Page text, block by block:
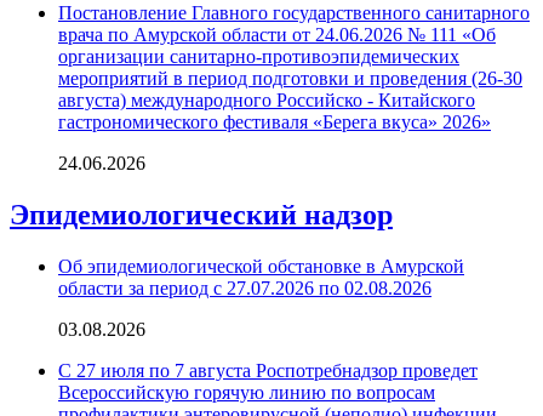
Постановление Главного государственного санитарного
врача по Амурской области от 24.06.2026 № 111 «Об
организации санитарно-противоэпидемических
мероприятий в период подготовки и проведения (26-30
августа) международного Российско - Китайского
гастрономического фестиваля «Берега вкуса» 2026»
24.06.2026
Эпидемиологический надзор
Об эпидемиологической обстановке в Амурской
области за период с 27.07.2026 по 02.08.2026
03.08.2026
С 27 июля по 7 августа Роспотребнадзор проведет
Всероссийскую горячую линию по вопросам